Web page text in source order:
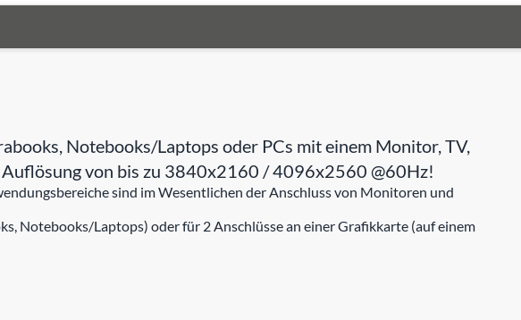
Notebooks/Laptops oder PCs mit einem Monitor, TV,
von bis zu 3840x2160 / 4096x2560 @60Hz!
sind im Wesentlichen der Anschluss von Monitoren und
Notebooks/Laptops) oder für 2 Anschlüsse an einer Grafikkarte (auf einem